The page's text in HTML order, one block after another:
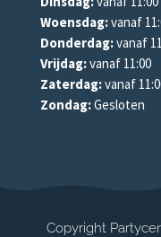
Woensdag:vanaf
Donderdag:vanaf
Vrijdag:vanaf 11:00
Zaterdag:vanaf
Zondag:Gesloten
Copyright